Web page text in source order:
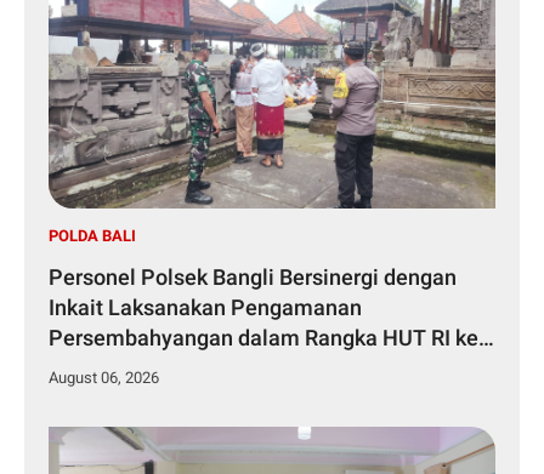
POLDA BALI
Personel Polsek Bangli Bersinergi dengan
Inkait Laksanakan Pengamanan
Persembahyangan dalam Rangka HUT RI ke-
81 Tahun 2026
August 06, 2026